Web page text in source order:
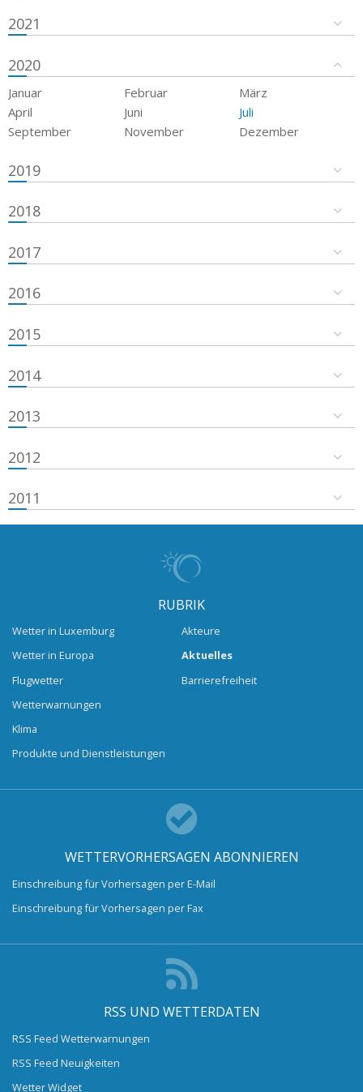
2021
2020
Januar Februar
März
April
Juni
Juli
September
November Dezember
2019
2018
2017
2016
2015
2014
2013
2012
2011
RUBRIK
Wetter in Luxemburg
Wetter in Europa
Flugwetter
Wetterwarnungen
Klima
Produkte und Dienstleistungen
Akteure
Aktuelles
Barrierefreiheit
WETTERVORHERSAGEN ABONNIEREN
Einschreibung für Vorhersagen per E-Mail
Einschreibung für Vorhersagen per Fax
RSS UND WETTERDATEN
RSS Feed Wetterwarnungen
RSS Feed Neuigkeiten
Wetter Widget